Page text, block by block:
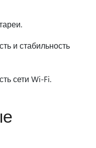
и стабильность
сети Wi-Fi.